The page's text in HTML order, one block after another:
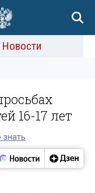
Новости
16-17 лет
знать